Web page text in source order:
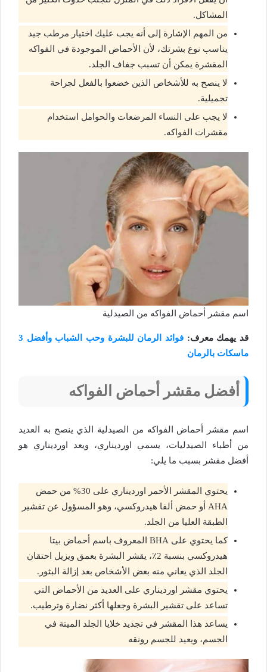
المشاكل.
من المهم الإشارة إلى أنه يجب عليك اختيار مرطب جيد
يناسب نوع بشرتك، لأن الأحماض الموجودة في الفواكه
المقشرة يمكن أن تسبب جفاف الجلد.
لا ينصح به للأشخاص الذين خضعوا بالفعل لجراحة
تجميلية.
لا يجب على النساء المرضعات والحوامل استخدام
مقشرات الفواكه.
اسم مقشر أحماض الفواكه من الصيدلية
قد يهمك معرف:
فوائد الرمان للبشرة وحب الشباب وأفضل 3
ماسكات بالرمان
أفضل مقشر أحماض الفواكه
اسم مقشر أحماض الفواكه من الصيدلية الذي ينصح به العديد
من أطباء الصيدليات، يسمي اورديناري، ويعد اورديناري هو
أفضل مقشر بسبب ما يلي:
يحتوي المقشر الأحمر اورديناري على 30% من حمض
AHA أو حمض ألفا هيدروكسي، وهو المسؤول عن تقشير
الطبقة العليا من الجلد.
كما يحتوي على BHA المعروف باسم أحماض بيتا
هيدروكسي بنسبة 2٪، يقشر البشرة بعمق ويزيل احتقان
الجلد الذي يعاني منه بعض الأشخاص بعد إزالة البثور.
يحتوي مقشر اورديناري على العديد من الأحماض التي
تساعد على تقشير البشرة وجعلها أكثر نضارة وترطيب.
يساعد هذا المقشر في تجديد خلايا الجلد الميتة في
الجسم، ويعيد للجسم رونقه